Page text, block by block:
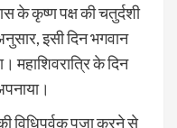
के कृष्ण पक्ष की चतुर्दशी
इसी दिन भगवान
महाशिवरात्रि के दिन
विधिपूर्वक पूजा करने से